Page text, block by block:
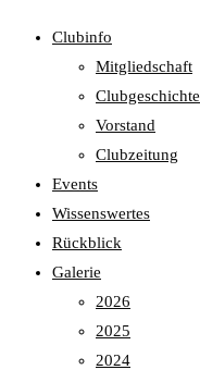
search
Clubinfo
Mitgliedschaft
Clubgeschichte
Vorstand
Clubzeitung
Events
Wissenswertes
Rückblick
Galerie
2026
2025
2024